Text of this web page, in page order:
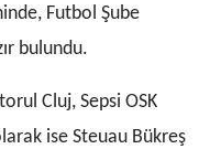
Edirne
Erzincan
Futbol Şube
bulundu.
Cluj, Sepsi OSK
ise Steuau Bükreş